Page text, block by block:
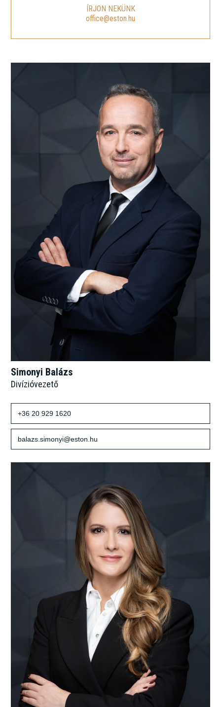
ÍRJON NEKÜNK
office@eston.hu
Simonyi Balázs
Divízióvezető
+36 20 929 1620
balazs.simonyi@eston.hu